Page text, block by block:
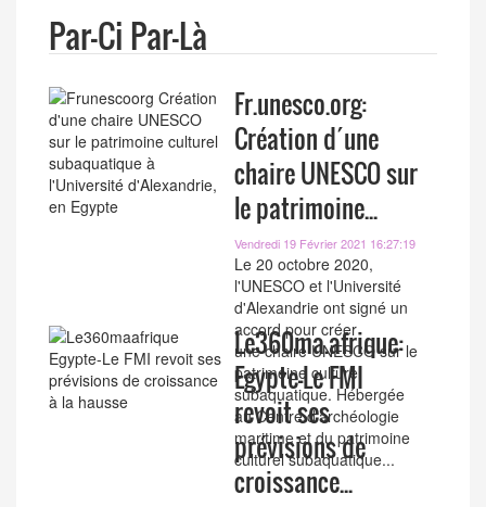
Par-Ci Par-Là
Fr.unesco.org:
Création d´une
chaire UNESCO sur
le patrimoine...
Vendredi 19 Février 2021 16:27:19
Le 20 octobre 2020,
l'UNESCO et l'Université
d'Alexandrie ont signé un
accord pour créer
une chaire UNESCO sur le
patrimoine culturel
subaquatique. Hébergée
au Centre d'archéologie
maritime et du patrimoine
culturel subaquatique...
Le360ma.afrique:
Egypte-Le FMI
revoit ses
prévisions de
croissance...